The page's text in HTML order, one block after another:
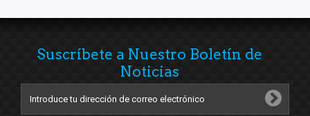
Suscríbete a Nuestro Boletín de
Noticias